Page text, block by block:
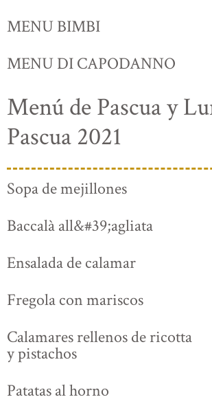
MENU BIMBI
MENU DI CAPODANNO
Menú de Pascua y
Pascua 2021
Sopa de mejillones
Baccalà all&#39;agliata
Ensalada de calamar
Fregola con mariscos
Calamares rellenos de ricotta
y pistachos
Patatas al horno